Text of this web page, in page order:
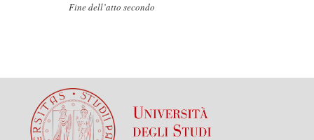
Fine dell’atto secondo